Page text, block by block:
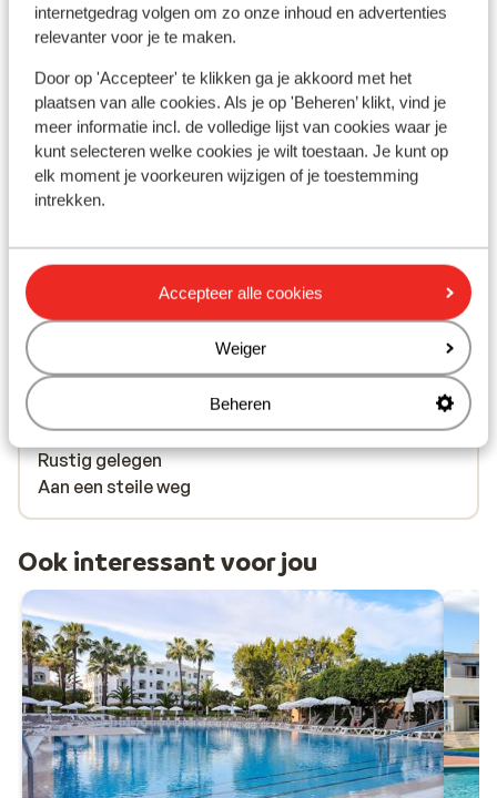
internetgedrag volgen om zo onze inhoud en advertenties
relevanter voor je te maken.
Door op 'Accepteer' te klikken ga je akkoord met het
plaatsen van alle cookies. Als je op 'Beheren’ klikt, vind je
meer informatie incl. de volledige lijst van cookies waar je
kunt selecteren welke cookies je wilt toestaan. Je kunt op
elk moment je voorkeuren wijzigen of je toestemming
intrekken.
Accepteer alle cookies
Weiger
Beheren
Ligging
Bekijk op kaart
Strand: 2500 m
Luchthaven: 65 km
Pinautomaat: 900 m
Rustig gelegen
Aan een steile weg
Ook interessant voor jou